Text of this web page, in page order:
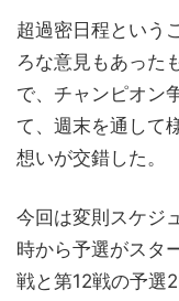
超過密日程という
ろな意見もあった
で、チャンピオン
て、週末を通して
想いが交錯した。
今回は変則スケジ
時から予選がスタ
戦と第12戦の予選